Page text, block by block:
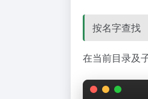
按名字查找
在当前目录及